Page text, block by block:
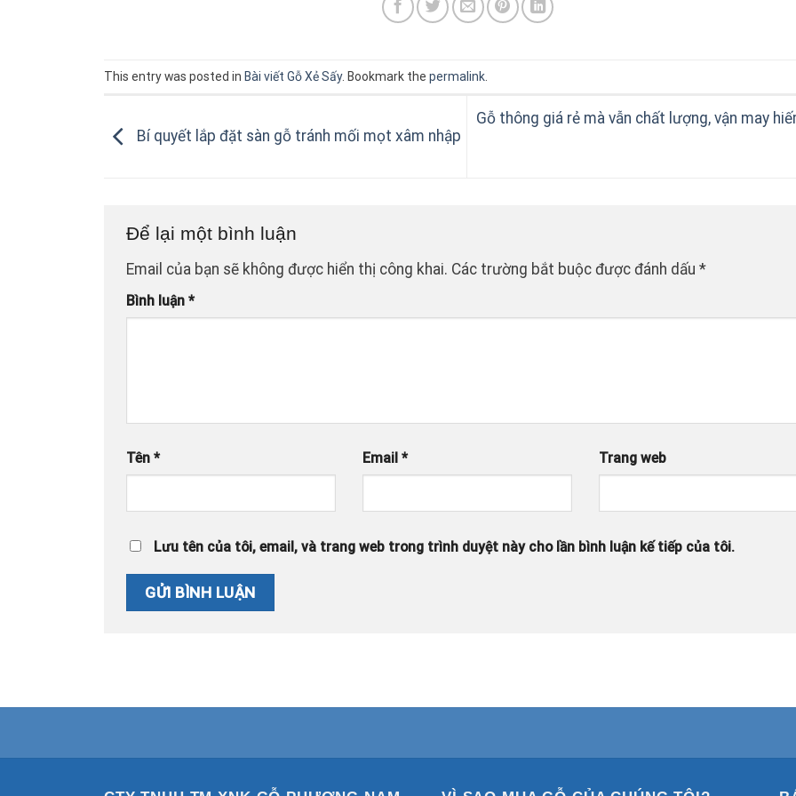
This entry was posted in Bài viết Gỗ Xẻ Sấy. Bookmark the permalink
Bí quyết lắp đặt sàn gỗ tránh mối mọt xâm nhập
Gỗ thông giá rẻ mà vẫn chất lượng, vận may
Để lại một bình luận
Email của bạn sẽ không được hiển thị công khai. Các trường bắt buộc được đánh dấu *
Bình luận *
Tên * Email * Trang web
Lưu tên của tôi, email, và trang web trong trình duyệt này cho lần bình luận kế tiếp của tôi.